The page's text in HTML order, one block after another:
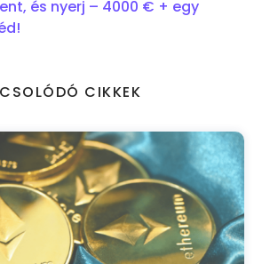
és nyerj – 4000 € + egy
CIKKEK